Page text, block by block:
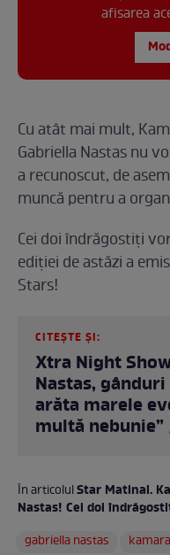
afisarea
Cu atât mai mult,
Gabriella Nastas nu
a recunoscut, de
muncă pentru a
Cei doi îndrăgostiți
ediției de astăzi a
Stars!
CITEȘTE ȘI:
Xtra Night
Nastas,
arăta marele
multă nebunie”
În articolulStar Matinal.
Nastas! Cei doi
gabriella nastas
kamara